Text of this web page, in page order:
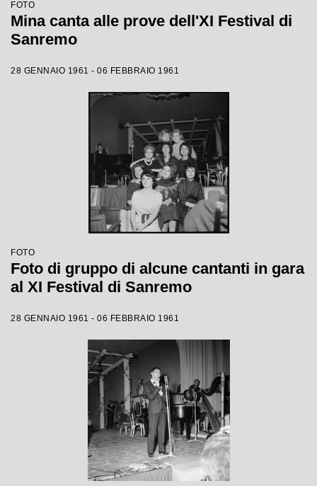
FOTO
Mina canta alle prove dell'XI Festival di
Sanremo
28 GENNAIO 1961 - 06 FEBBRAIO 1961
FOTO
Foto di gruppo di alcune cantanti in gara
al XI Festival di Sanremo
28 GENNAIO 1961 - 06 FEBBRAIO 1961